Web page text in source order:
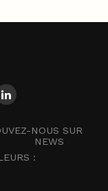
NOUS SUR
NEWS
: